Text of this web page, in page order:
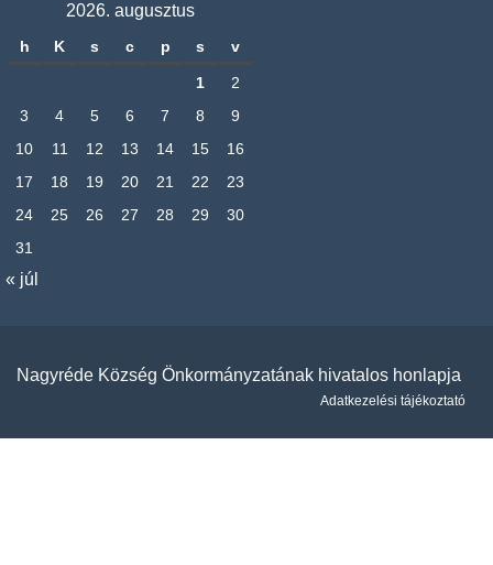
2026. augusztus
h K s c p s v
1
2
3
4 5 6 7 8
9
10
11 12 13 14 15
16
17
18 19 20 21 22
23
24
25 26 27 28 29
30
31
« júl
Nagyréde Község Önkormányzatának hivatalos honlapja
Adatkezelési tájékoztató